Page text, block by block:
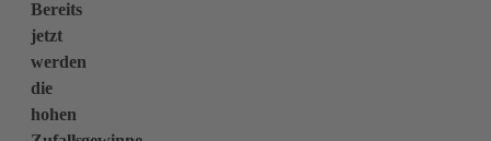
Bereits
jetzt
werden
die
hohen